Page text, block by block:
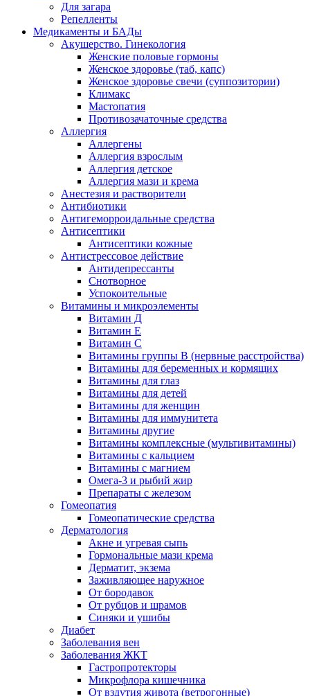
Для загара
Репелленты
Медикаменты и БАДы
Акушерство. Гинекология
Женские половые гормоны
Женское здоровье (таб, капс)
Женское здоровье свечи (суппозитории)
Климакс
Мастопатия
Противозачаточные средства
Аллергия
Аллергены
Аллергия взрослым
Аллергия детское
Аллергия мази и крема
Анестезия и растворители
Антибиотики
Антигеморроидальные средства
Антисептики
Антисептики кожные
Антистрессовое действие
Антидепрессанты
Снотворное
Успокоительные
Витамины и микроэлементы
Витамин Д
Витамин Е
Витамин С
Витамины группы В (нервные расстройства)
Витамины для беременных и кормящих
Витамины для глаз
Витамины для детей
Витамины для женщин
Витамины для иммунитета
Витамины другие
Витамины комплексные (мультивитамины)
Витамины с кальцием
Витамины с магнием
Омега-3 и рыбий жир
Препараты с железом
Гомеопатия
Гомеопатические средства
Дерматология
Акне и угревая сыпь
Гормональные мази крема
Дерматит, экзема
Заживляющее наружное
От бородавок
От рубцов и шрамов
Синяки и ушибы
Диабет
Заболевания вен
Заболевания ЖКТ
Гастропротекторы
Микрофлора кишечника
От вздутия живота (ветрогонные)